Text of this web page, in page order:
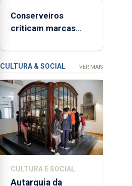
de
Ser”
a
prevenção
primária
da
violência
doméstica,
através
da
promoção
competências
Conserveiros
criticam marcas
Marca Açores
CULTURA & SOCIAL VER MAIS
CULTURA E SOCIAL
Autarquia da